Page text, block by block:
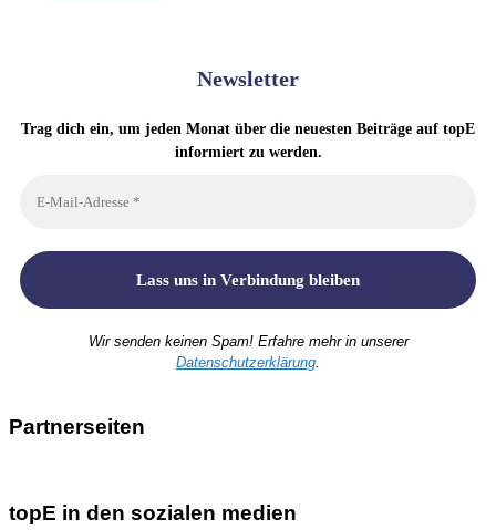
Newsletter
Trag dich ein, um jeden Monat über die neuesten Beiträge auf topE
informiert zu werden.
Wir senden keinen Spam! Erfahre mehr in unserer
Datenschutzerklärung
Partnerseiten
topE in den sozialen medien